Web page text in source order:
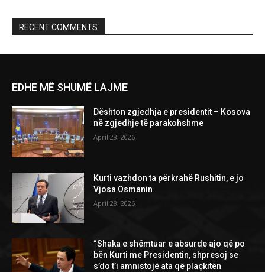
RECENT COMMENTS
EDHE MË SHUMË LAJME
Dështon zgjedhja e presidentit – Kosova
në zgjedhje të parakohshme
April 28, 2026
Kurti vazhdon ta përkrahë Rushitin, e jo
Vjosa Osmanin
April 28, 2026
“Shaka e shëmtuar e absurde ajo që po
bën Kurti me Presidentin, shpresoj se
s’do t’i amnistojë ata që plaçkitën